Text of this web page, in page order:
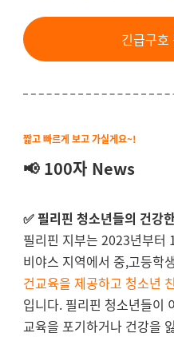
긴급구호
짧고 빠르게 보고 가실게요~!
📢 100자 News
✅ 필리핀 청소년들의 건강
필리핀 지부는 2023년부터
비야스 지역에서 중,고등학
건교육을 제공하고 청소년
입니다. 필리핀 청소년들이
교육을 포기하거나 건강을